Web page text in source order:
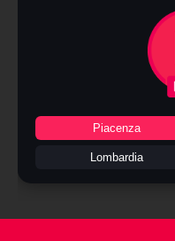
Piacenza
Lombardia